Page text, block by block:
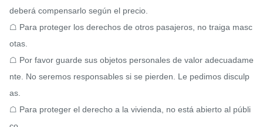
deberá compensarlo según el precio.
☖ Para proteger los derechos de otros pasajeros, no traiga masc
otas.
☖ Por favor guarde sus objetos personales de valor adecuadame
nte. No seremos responsables si se pierden. Le pedimos disculp
as.
☖ Para proteger el derecho a la vivienda, no está abierto al públi